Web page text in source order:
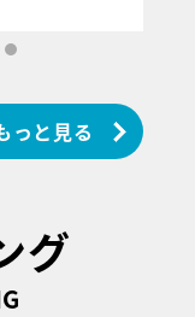
っと見る
グ